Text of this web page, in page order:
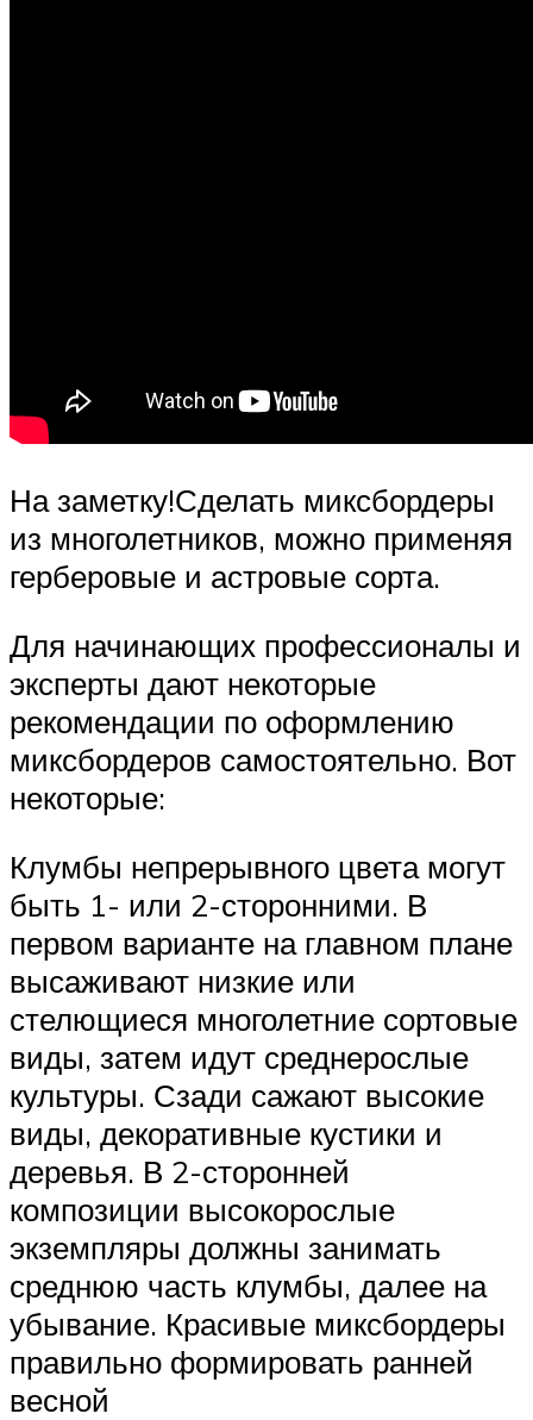
На заметку!Сделать миксбордеры
из многолетников, можно применяя
герберовые и астровые сорта.
Для начинающих профессионалы и
эксперты дают некоторые
рекомендации по оформлению
миксбордеров самостоятельно. Вот
некоторые:
Клумбы непрерывного цвета могут
быть 1- или 2-сторонними. В
первом варианте на главном плане
высаживают низкие или
стелющиеся многолетние сортовые
виды, затем идут среднерослые
культуры. Сзади сажают высокие
виды, декоративные кустики и
деревья. В 2-сторонней
композиции высокорослые
экземпляры должны занимать
среднюю часть клумбы, далее на
убывание. Красивые миксбордеры
правильно формировать ранней
весной